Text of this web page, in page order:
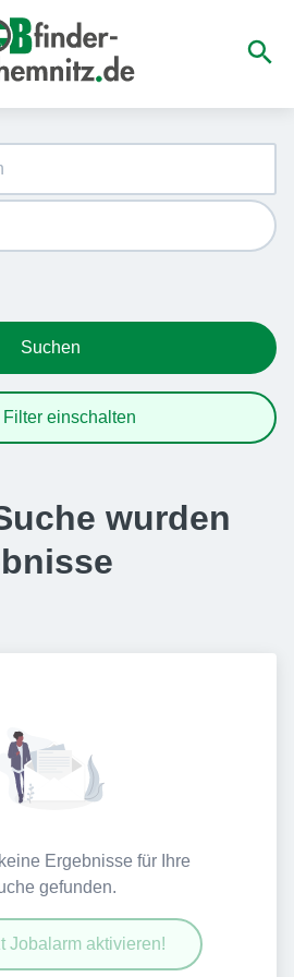
Suchen
Filter einschalten
wurden
Ergebnisse für Ihre
gefunden.
Jobalarm aktivieren!